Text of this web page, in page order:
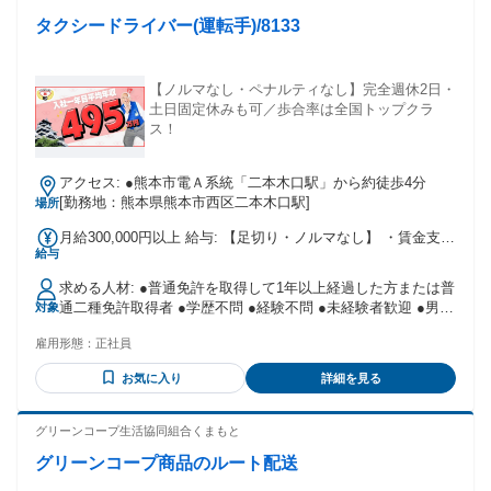
タクシードライバー(運転手)/8133
【ノルマなし・ペナルティなし】完全週休2日・
土日固定休みも可／歩合率は全国トップクラ
ス！
場所
アクセス: ●熊本市電Ａ系統「二本木口駅」から約徒歩4分
[勤務地：熊本県熊本市西区二本木口駅]
給与
月給300,000円以上 給与: 【足切り・ノルマなし】 ・賃金支給
55％～最大58％ 【収入例】 （例）二種免許取得養成制度を利
用し、初めてタクシー乗務員になった入社1年未満の方々の給
与支給額 《日勤》 ■Aさん 入社：7ヶ月／前職：トラック運
転手 7ヶ月間の平均営収：582,570円 7ヶ月間の平均総支給
社：3ヶ月／前職：接客業 8ヶ月間の平均営収：562,820円 8ヶ
月間の平均総支給額：314,204円 ※支給率は、営収に対して約
56％ 《夜勤》 ■Cさん 入社：8ヶ月／前職：自営業 8ヶ月間
の平均営収 ：923,616円 8ヶ月間の平均総支給額：522,178
円 ※支給率は、営収に対して約57％ ■Dさん 入社：9ヶ月／
前職：公務員 8ヶ月間の平均営収 ：794,218円 8ヶ月間の平
対象
求める人材: ●普通免許を取得して1年以上経過した方または普
通二種免許取得者 ●学歴不問 ●経験不問 ●未経験者歓迎 ●男女
雇用形態： 正社員
お気に入り 詳細を見る
グリーンコープ生活協同組合くまもと
グリーンコープ商品のルート配送